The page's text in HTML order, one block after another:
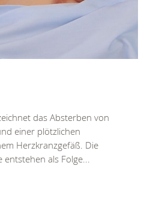
das Absterben von
einer plötzlichen
Herzkranzgefäß. Die
als Folge...